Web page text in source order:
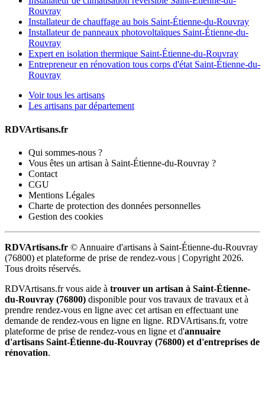
Rouvray
Installateur de chauffage au bois Saint-Étienne-du-Rouvray
Installateur de panneaux photovoltaïques Saint-Étienne-du-
Rouvray
Expert en isolation thermique Saint-Étienne-du-Rouvray
Entrepreneur en rénovation tous corps d'état Saint-Étienne-du-
Rouvray
Voir tous les artisans
Les artisans par département
RDVArtisans.fr
Qui sommes-nous ?
Vous êtes un artisan à Saint-Étienne-du-Rouvray ?
Contact
CGU
Mentions Légales
Charte de protection des données personnelles
Gestion des cookies
RDVArtisans.fr © Annuaire d'artisans à Saint-Étienne-du-Rouvray
(76800) et plateforme de prise de rendez-vous | Copyright 2026.
Tous droits réservés.
RDVArtisans.fr vous aide à trouver un artisan à Saint-Étienne-
du-Rouvray (76800) disponible pour vos travaux de travaux et à
prendre rendez-vous en ligne avec cet artisan en effectuant une
demande de rendez-vous en ligne en ligne. RDVArtisans.fr, votre
plateforme de prise de rendez-vous en ligne et d'annuaire
d'artisans Saint-Étienne-du-Rouvray (76800) et d'entreprises de
rénovation.